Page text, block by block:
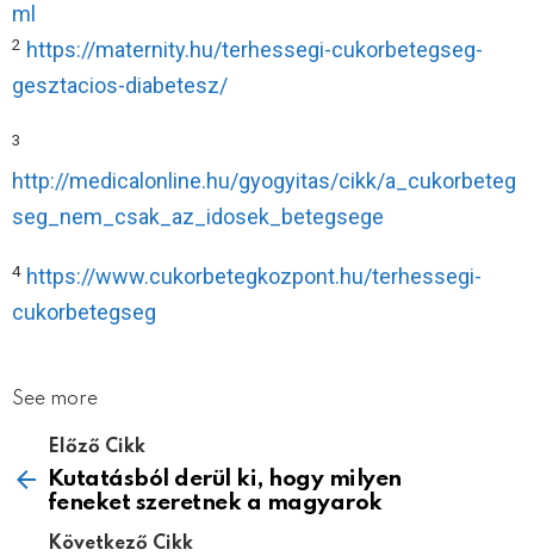
ml
2 https://maternity.hu/terhessegi-cukorbetegseg-
gesztacios-diabetesz/
3
http://medicalonline.hu/gyogyitas/cikk/a_cukorbeteg
seg_nem_csak_az_idosek_betegsege
4 https://www.cukorbetegkozpont.hu/terhessegi-
cukorbetegseg
See more
Előző Cikk
Kutatásból derül ki, hogy milyen
feneket szeretnek a magyarok
Következő Cikk